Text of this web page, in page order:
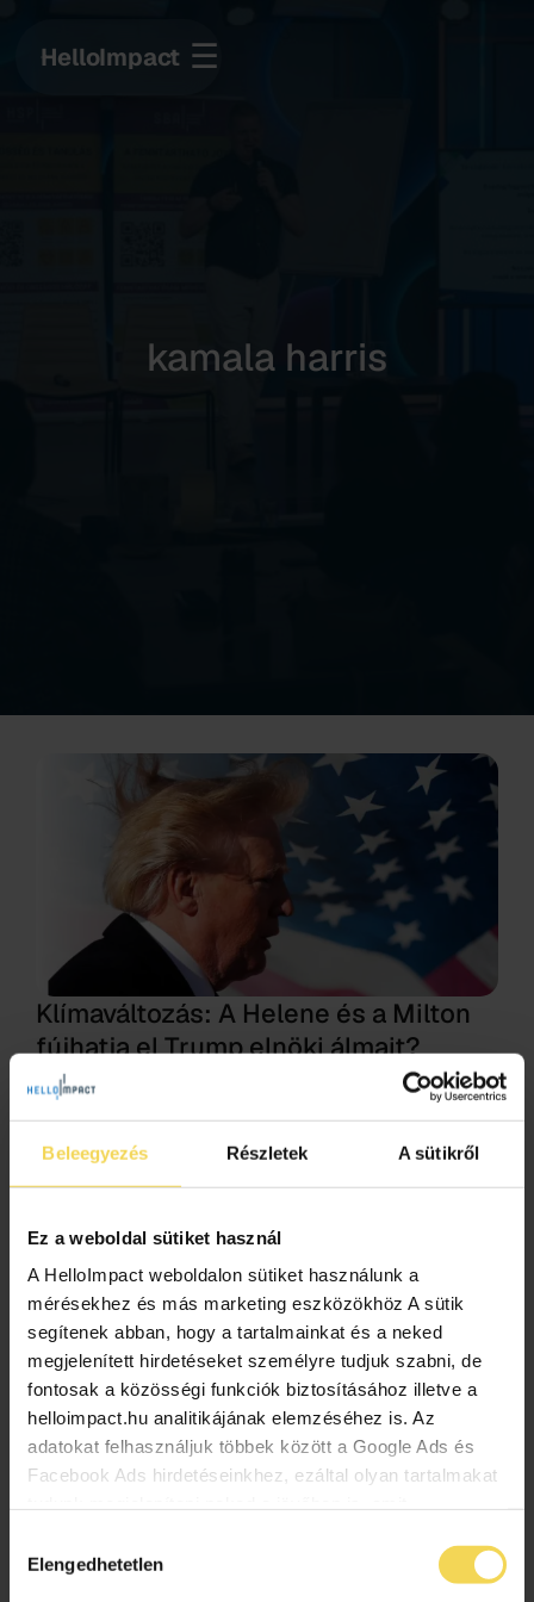
Beleegyezés Részletek A sütikről
Ez a weboldal sütiket használ
A HelloImpact weboldalon sütiket használunk a
mérésekhez és más marketing eszközökhöz A sütik
segítenek abban, hogy a tartalmainkat és a neked
megjelenített hirdetéseket személyre tudjuk szabni, de
fontosak a közösségi funkciók biztosításához illetve a
helloimpact.hu analitikájának elemzéséhez is. Az
adatokat felhasználjuk többek között a Google Ads és
Facebook Ads hirdetéseinkhez, ezáltal olyan tartalmakat
biztosításához arra kérünk, hogy engedd meg
számunkra minden mérés használatát. Természetesen
kiválasztása
Elengedhetetlen
HelloImpact ☰
kamala harris
Klímaváltozás: A Helene és a Milton
fújhatja el Trump elnöki álmait?
2024.11.05.
Politikai elemzők szerint a klímaváltozás miatt
aggódó szavazók akár el is dönthetik a rendkívül
szorosnak tűnő amerikai elnökválasztást. Ez a téma
Kamala Harris malmára […]
amerika Donald trump
kamala harris
klímaváltozás
választás